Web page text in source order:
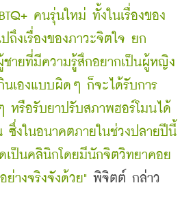
คนรุ่นใหม่ ทั้งในเรื่องของ
ถึงเรื่องของภาวะจิตใจ ยก
ชายที่มีความรู้สึกอยากเป็นผู้หญิง
นเองแบบผิดๆ ก็จะได้รับการ
หรือรับยาปรับสภาพฮอร์โมนได้
ซึ่งในอนาคตภายในช่วงปลายปีนี้
เป็นคลินิกโดยมีนักจิตวิทยาคอย
ย่างจริงจังด้วย" พิจิตต์ กล่าว